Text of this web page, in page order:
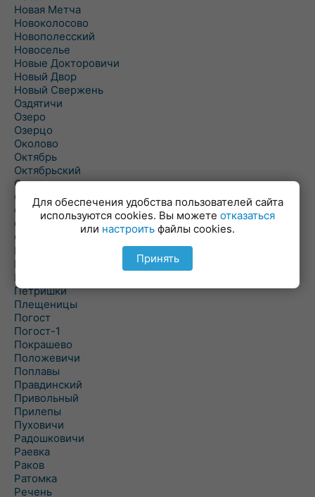
Новая Метча
Новоколосово
Новополесский
Новоселье
Новые Докторовичи
Новый Двор
Новый Свержень
Оздятичи
Озеро
Озерцо
Околово
Октябрь
Октябрьский
Олехновичи
Омговичи
Оношки
Осовец
Острошицкий Городок
Пасека
Пастовичи
Першаи
Петришки
Плещеницы
Погост
Погост-1
Покрашево
Положевичи
Поплавы
Правдинский
Привольный
Прилепы
Пуховичи
Радошковичи
Раевка
Раков
Ратомка
Речень
Для обеспечения удобства пользователей сайта
используются cookies. Вы можете отказаться
или настроить файлы cookies.
Принять